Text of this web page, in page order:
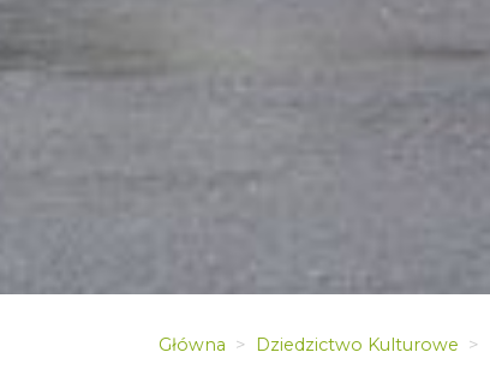
Główna Dziedzictwo Kulturowe